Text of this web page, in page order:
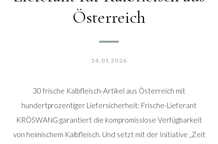
Österreich
14.01.2026
30 frische Kalbfleisch-Artikel aus Österreich mit
hundertprozentiger Liefersicherheit: Frische-Lieferant
KRÖSWANG garantiert die kompromisslose Verfügbarkeit
von heimischem Kalbfleisch. Und setzt mit der Initiative „Zeit